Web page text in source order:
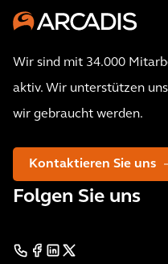
Wir sind mit 34.000
aktiv. Wir unterstützen
wir gebraucht werden.
Kontaktieren Sie uns
Folgen Sie uns